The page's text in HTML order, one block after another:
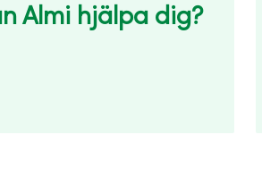
Almi hjälpa dig?